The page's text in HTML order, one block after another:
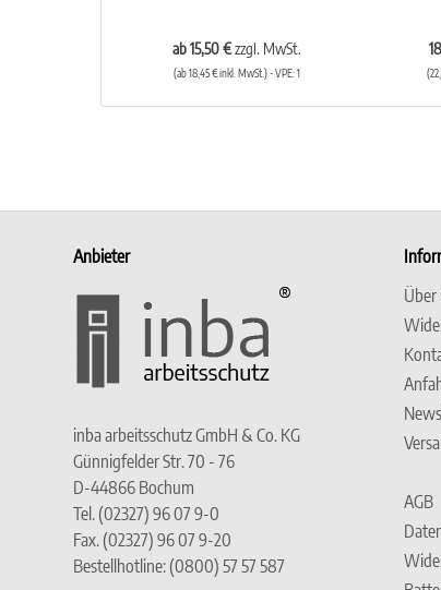
ab 15,50 €zzgl. MwSt.
(ab 18,45 € inkl. MwSt.) - VPE: 1
Anbieter
inba arbeitsschutz GmbH & Co. KG
Günnigfelder Str. 70 - 76
D-44866 Bochum
Tel. (02327) 96 07 9-0
Fax. (02327) 96 07 9-20
Bestellhotline: (0800) 57 57 587
Über
AGB